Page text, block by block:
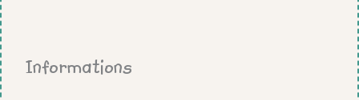
Informations